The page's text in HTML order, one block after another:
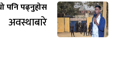
पनि पढ्नुहोस